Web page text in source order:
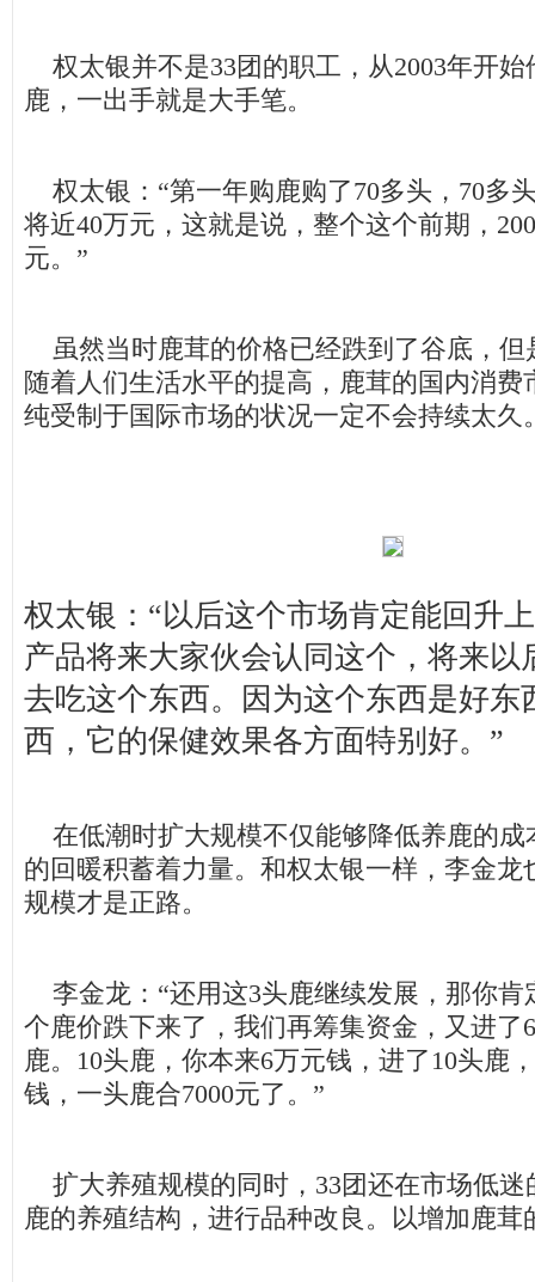
权太银并不是33团的职工，从2003年开始
鹿，一出手就是大手笔。
权太银：“第一年购鹿购了70多头，70多
将近40万元，这就是说，整个这个前期，
元。”
虽然当时鹿茸的价格已经跌到了谷底，但
随着人们生活水平的提高，鹿茸的国内消费
纯受制于国际市场的状况一定不会持续太久
权太银：“以后这个市场肯定能回升
产品将来大家伙会认同这个，将来以
去吃这个东西。因为这个东西是好东
西，它的保健效果各方面特别好。”
在低潮时扩大规模不仅能够降低养鹿的成
的回暖积蓄着力量。和权太银一样，李金龙
规模才是正路。
李金龙：“还用这3头鹿继续发展，那你肯
个鹿价跌下来了，我们再筹集资金，又进了
鹿。10头鹿，你本来6万元钱，进了10头鹿
钱，一头鹿合7000元了。”
扩大养殖规模的同时，33团还在市场低迷
鹿的养殖结构，进行品种改良。以增加鹿茸